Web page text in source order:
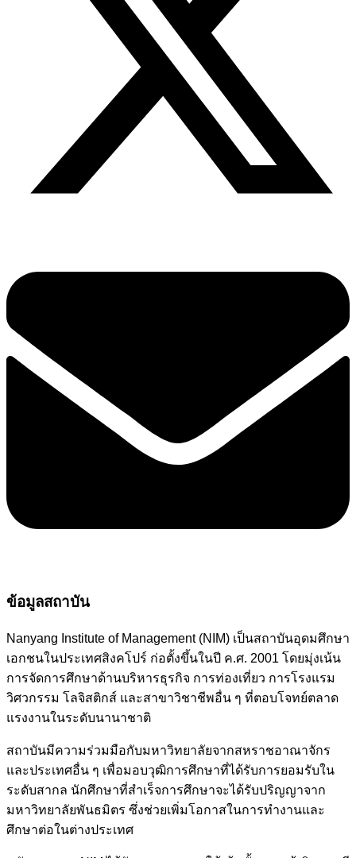
ข้อมูลสถาบัน
Nanyang Institute of Management (NIM) เป็นสถาบันอุดมศึกษา
เอกชนในประเทศสิงคโปร์ ก่อตั้งขึ้นในปี ค.ศ. 2001 โดยมุ่งเน้น
การจัดการศึกษาด้านบริหารธุรกิจ การท่องเที่ยว การโรงแรม
วิศวกรรม โลจิสติกส์ และสาขาวิชาชีพอื่น ๆ ที่ตอบโจทย์ตลาด
แรงงานในระดับนานาชาติ
สถาบันมีความร่วมมือกับมหาวิทยาลัยจากสหราชอาณาจักร
และประเทศอื่น ๆ เพื่อมอบวุฒิการศึกษาที่ได้รับการยอมรับใน
ระดับสากล นักศึกษาที่สำเร็จการศึกษาจะได้รับปริญญาจาก
มหาวิทยาลัยพันธมิตร ซึ่งช่วยเพิ่มโอกาสในการทำงานและ
ศึกษาต่อในต่างประเทศ